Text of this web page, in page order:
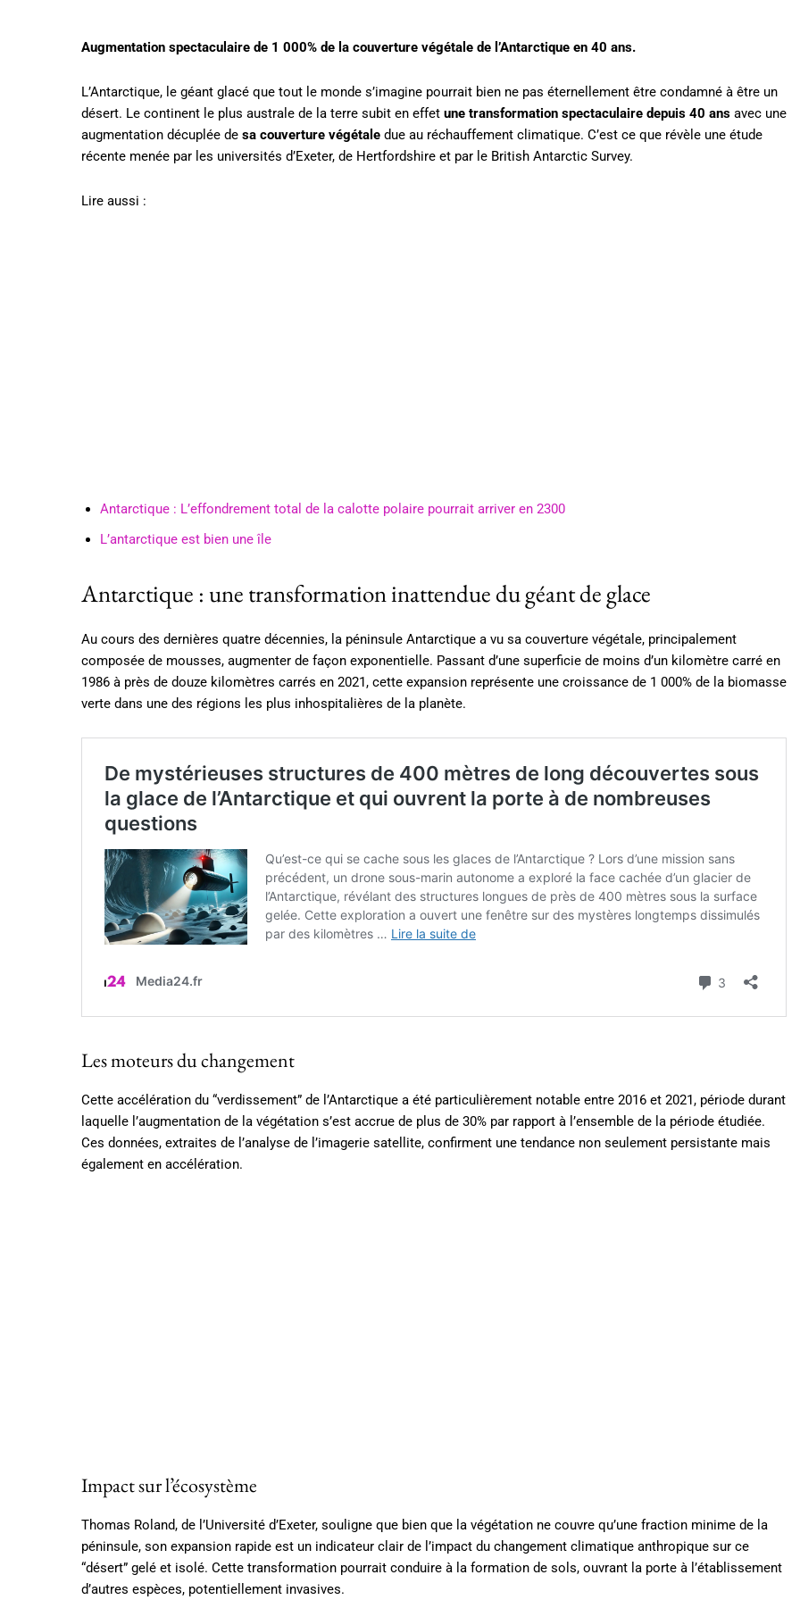
Augmentation spectaculaire de 1 000% de la couverture végétale de l’Antarctique en 40 ans.
L’Antarctique, le géant glacé que tout le monde s’imagine pourrait bien ne pas éternellement être condamné à être un
désert. Le continent le plus australe de la terre subit en effet une transformation spectaculaire depuis 40 ans avec une
augmentation décuplée de sa couverture végétale due au réchauffement climatique. C’est ce que révèle une étude
récente menée par les universités d’Exeter, de Hertfordshire et par le British Antarctic Survey.
Lire aussi :
Antarctique : L’effondrement total de la calotte polaire pourrait arriver en 2300
L’antarctique est bien une île
Antarctique : une transformation inattendue du géant de glace
Au cours des dernières quatre décennies, la péninsule Antarctique a vu sa couverture végétale, principalement
composée de mousses, augmenter de façon exponentielle. Passant d’une superficie de moins d’un kilomètre carré en
1986 à près de douze kilomètres carrés en 2021, cette expansion représente une croissance de 1 000% de la biomasse
verte dans une des régions les plus inhospitalières de la planète.
Les moteurs du changement
Cette accélération du “verdissement” de l’Antarctique a été particulièrement notable entre 2016 et 2021, période durant
laquelle l’augmentation de la végétation s’est accrue de plus de 30% par rapport à l’ensemble de la période étudiée.
Ces données, extraites de l’analyse de l’imagerie satellite, confirment une tendance non seulement persistante mais
également en accélération.
Impact sur l’écosystème
Thomas Roland, de l’Université d’Exeter, souligne que bien que la végétation ne couvre qu’une fraction minime de la
péninsule, son expansion rapide est un indicateur clair de l’impact du changement climatique anthropique sur ce
“désert” gelé et isolé. Cette transformation pourrait conduire à la formation de sols, ouvrant la porte à l’établissement
d’autres espèces, potentiellement invasives.